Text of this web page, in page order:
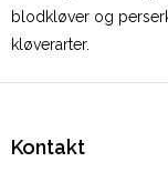
blodkløver og
kløverarter.
Kontakt